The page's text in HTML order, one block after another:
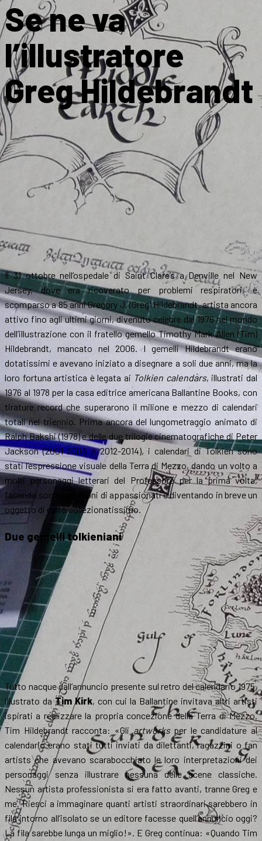
Se ne va
l’illustratore
Greg Hildebrandt
Il 31 ottobre nell’ospedale di Saint Clare’s a Denville nel New
Jersey, dove era ricoverato per problemi respiratori, è
scomparso a 85 anni Gregory J. (Greg) Hildebrandt, artista ancora
attivo fino agli ultimi giorni, divenuto celebre dal 1976 nel mondo
dell’illustrazione con il fratello gemello Timothy Mark Allen (Tim)
Hildebrandt, mancato nel 2006. I gemelli Hildebrandt erano
dotatissimi e avevano iniziato a disegnare a soli due anni, ma la
loro fortuna artistica è legata ai Tolkien calendars, illustrati dal
1976 al 1978 per la casa editrice americana Ballantine Books, con
tirature record che superarono il milione e mezzo di calendari
totali nel triennio. Prima ancora del lungometraggio animato di
Ralph Bakshi (1978) e delle due trilogie cinematografiche di Peter
Jackson (2001-2003 e 2012-2014), i calendari di Tolkien sono
stati l’espressione visuale della Terra di Mezzo, dando un volto a
molti personaggi letterari del Professore per la prima volta,
facendo sognare milioni di appassionati e diventando in breve un
oggetto di culto collezionatissimo.
Due gemelli tolkieniani
Tutto nacque dall’annuncio presente sul retro del calendario 1975,
illustrato daTim Kirk, con cui la Ballantine invitava altri artisti
ispirati a realizzare la propria concezione della Terra di Mezzo.
Tim Hildebrandt racconta: «Gliartworksper le candidature al
calendario erano stati tutti inviati da dilettanti, ragazzini o fan
artists che avevano scarabocchiato le loro interpretazioni dei
personaggi senza illustrare nessuna delle scene classiche.
Nessun artista professionista si era fatto avanti, tranne Greg e
me. Riesci a immaginare quanti artisti straordinari sarebbero in
fila intorno all’isolato se un editore facesse quell’annuncio oggi?
La fila sarebbe lunga un miglio!». E Greg continua: «Quando Tim